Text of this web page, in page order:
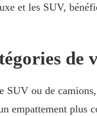
et les SUV,
de
ou de
empattement